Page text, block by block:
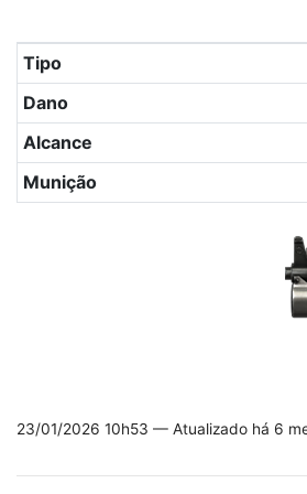
Tabela com os principais atributos
Tipo
Dano
Alcance
Munição
23/01/2026 10h53 — Atualizado há 6